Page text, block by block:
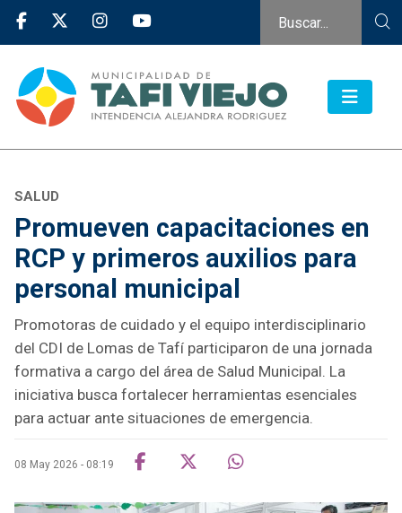
SALUD
Promueven capacitaciones en
RCP y primeros auxilios para
personal municipal
Promotoras de cuidado y el equipo interdisciplinario
del CDI de Lomas de Tafí participaron de una jornada
formativa a cargo del área de Salud Municipal. La
iniciativa busca fortalecer herramientas esenciales
para actuar ante situaciones de emergencia.
08 May 2026 - 08:19